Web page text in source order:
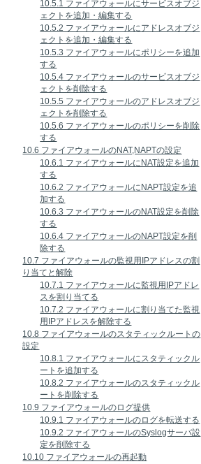
10.5.1 ファイアウォールにサービスオブジ
ェクトを追加・編集する
10.5.2 ファイアウォールにアドレスオブジ
ェクトを追加・編集する
10.5.3 ファイアウォールにポリシーを追加
する
10.5.4 ファイアウォールのサービスオブジ
ェクトを削除する
10.5.5 ファイアウォールのアドレスオブジ
ェクトを削除する
10.5.6 ファイアウォールのポリシーを削除
する
10.6 ファイアウォールのNAT,NAPTの設定
10.6.1 ファイアウォールにNAT設定を追加
する
10.6.2 ファイアウォールにNAPT設定を追
加する
10.6.3 ファイアウォールのNAT設定を削除
する
10.6.4 ファイアウォールのNAPT設定を削
除する
10.7 ファイアウォールの監視用IPアドレスの割
り当てと解除
10.7.1 ファイアウォールに監視用IPアドレ
スを割り当てる
10.7.2 ファイアウォールに割り当てた監視
用IPアドレスを解除する
10.8 ファイアウォールのスタティックルートの
設定
10.8.1 ファイアウォールにスタティックル
ートを追加する
10.8.2 ファイアウォールのスタティックル
ートを削除する
10.9 ファイアウォールのログ提供
10.9.1 ファイアウォールのログを転送する
10.9.2 ファイアウォールのSyslogサーバ設
定を削除する
10.10 ファイアウォールの再起動